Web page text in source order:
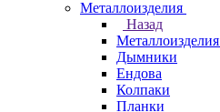
Металлоизделия
Назад
Металлоизделия
Дымники
Ендова
Колпаки
Планки